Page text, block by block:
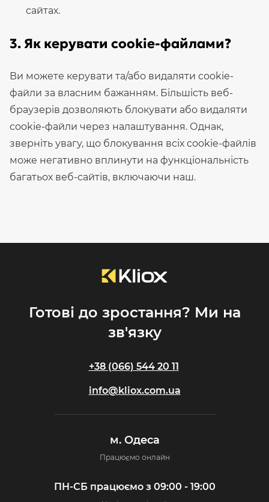
сайтах.
3. Як керувати cookie-файлами?
Ви можете керувати та/або видаляти cookie-
файли за власним бажанням. Більшість веб-
браузерів дозволяють блокувати або видаляти
cookie-файли через налаштування. Однак,
зверніть увагу, що блокування всіх cookie-файлів
може негативно вплинути на функціональність
багатьох веб-сайтів, включаючи наш.
Готові до зростання? Ми на
зв'язку
+38 (066) 544 20 11
info@kliox.com.ua
м. Одеса
Працюємо онлайн
ПН-СБ працюємо з 09:00 - 19:00